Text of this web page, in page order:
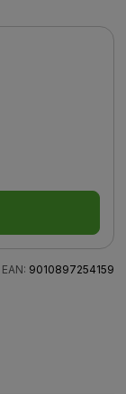
EAN: 9010897254159